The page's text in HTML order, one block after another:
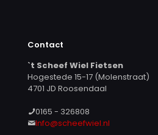
Contact
`t Scheef Wiel Fietsen
Hogestede 15-17 (Molenstraat)
4701 JD Roosendaal
0165 - 326808
Info@scheefwiel.nl